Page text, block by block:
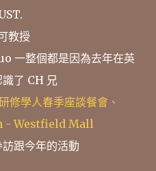
教授
一整個都是因為去年在英
識了 CH 兄
修學人春季座談餐會、
- Westfield Mall
跟今年的活動